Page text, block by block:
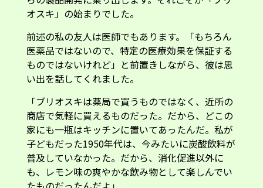
オスキ」の始まりでした。
前述の私の友人は医師でもあります。「もちろん
医薬品ではないので、特定の医療効果を保証する
ものではないけれど」と前置きしながら、彼は思
い出を話してくれました。
「ブリオスキは薬局で買うものではなく、近所の
商店で気軽に買えるものだった。だから、どこの
家にも一瓶はキッチンに置いてあったんだ。私が
子どもだった1950年代は、今みたいに炭酸飲料が
普及していなかった。だから、消化促進以外に
も、レモン味の爽やかな飲み物として楽しんでい